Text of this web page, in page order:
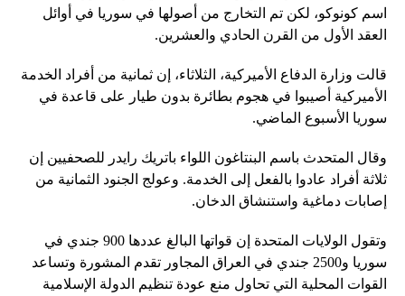
اسم كونوكو، لكن تم التخارج من أصولها في سوريا في أوائل
العقد الأول من القرن الحادي والعشرين.
قالت وزارة الدفاع الأميركية، الثلاثاء، إن ثمانية من أفراد الخدمة
الأميركية أصيبوا في هجوم بطائرة بدون طيار على قاعدة في
سوريا الأسبوع الماضي.
وقال المتحدث باسم البنتاغون اللواء باتريك رايدر للصحفيين إن
ثلاثة أفراد عادوا بالفعل إلى الخدمة. وعولج الجنود الثمانية من
إصابات دماغية واستنشاق الدخان.
وتقول الولايات المتحدة إن قواتها البالغ عددها 900 جندي في
سوريا و2500 جندي في العراق المجاور تقدم المشورة وتساعد
القوات المحلية التي تحاول منع عودة تنظيم الدولة الإسلامية